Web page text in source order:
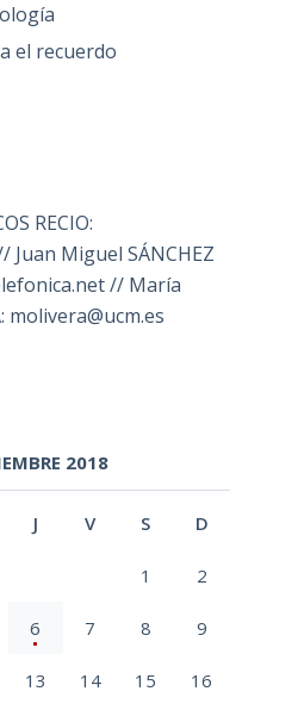
el recuerdo
RECIO:
Juan Miguel SÁNCHEZ
// María
molivera@ucm.es
2018
J V S D
1 2
6 7 8 9
13 14 15 16